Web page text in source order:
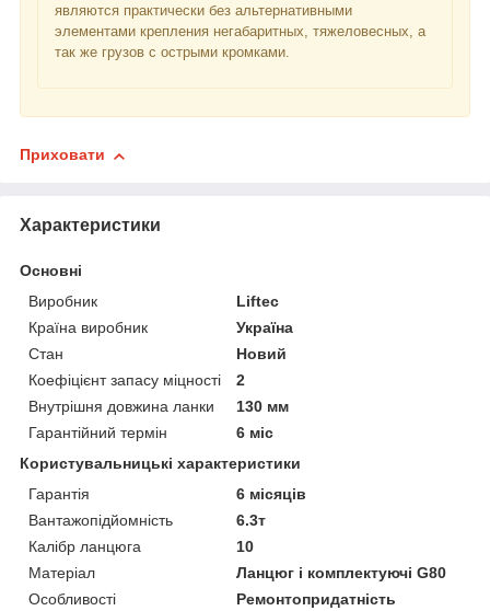
являются практически без альтернативными
элементами крепления негабаритных, тяжеловесных, а
так же грузов с острыми кромками.
Приховати
Характеристики
Основні
Виробник
Liftec
Країна виробник
Україна
Стан
Новий
Коефіцієнт запасу міцності
2
Внутрішня довжина ланки
130 мм
Гарантійний термін
6 міс
Користувальницькі характеристики
Гарантія
6 місяців
Вантажопідйомність
6.3т
Калібр ланцюга
10
Матеріал
Ланцюг і комплектуючі G80
Особливості
Ремонтопридатність